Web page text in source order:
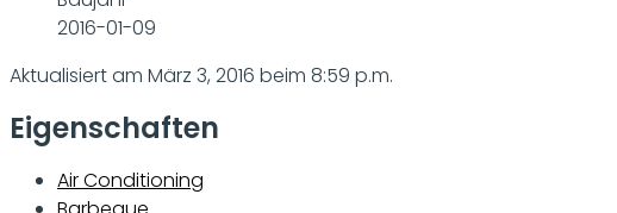
2016-01-09
Aktualisiert am März 3, 2016 beim 8:59 p.m.
Eigenschaften
Air Conditioning